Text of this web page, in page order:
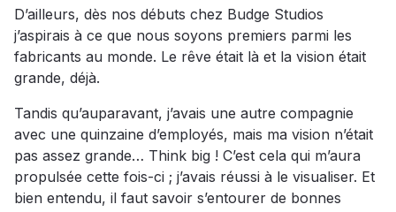
D’ailleurs, dès nos débuts chez Budge Studios
j’aspirais à ce que nous soyons premiers parmi les
fabricants au monde. Le rêve était là et la vision était
grande, déjà.
Tandis qu’auparavant, j’avais une autre compagnie
avec une quinzaine d’employés, mais ma vision n’était
pas assez grande… Think big ! C’est cela qui m’aura
propulsée cette fois-ci ; j’avais réussi à le visualiser. Et
bien entendu, il faut savoir s’entourer de bonnes